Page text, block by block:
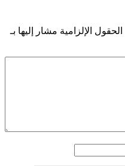
الحقول الإلزامية مشار إليها بـ